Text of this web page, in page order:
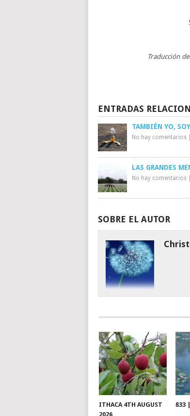
Traducción
ENTRADAS
TAMBIÉN YO,
No hay comentarios
LAS GRANDES
No hay comentarios
SOBRE EL AUTOR
ITHACA 4TH AUGUST
2026
833